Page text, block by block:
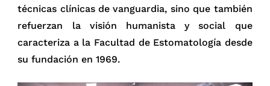
técnicas clínicas de vanguardia, sino que también
refuerzan la visión humanista y social que
caracteriza a la Facultad de Estomatología desde
su fundación en 1969.